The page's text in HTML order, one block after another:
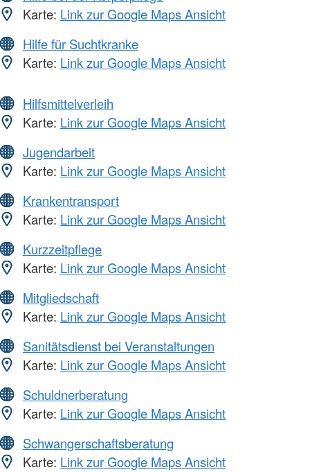
Karte: Link zur Google Maps Ansicht
Hilfe für Suchtkranke
Karte: Link zur Google Maps Ansicht
Hilfsmittelverleih
Karte: Link zur Google Maps Ansicht
Jugendarbeit
Karte: Link zur Google Maps Ansicht
Krankentransport
Karte: Link zur Google Maps Ansicht
Kurzzeitpflege
Karte: Link zur Google Maps Ansicht
Mitgliedschaft
Karte: Link zur Google Maps Ansicht
Sanitätsdienst bei Veranstaltungen
Karte: Link zur Google Maps Ansicht
Schuldnerberatung
Karte: Link zur Google Maps Ansicht
Schwangerschaftsberatung
Karte: Link zur Google Maps Ansicht